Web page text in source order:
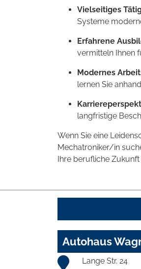
Vielseitiges
Systeme
Erfahrene
vermitteln Ihnen
Modernes
lernen Sie
langfristige
Wenn Sie eine
Mechatroniker/in
Ihre berufliche Zukunft
Autohaus
Lange Str. 24